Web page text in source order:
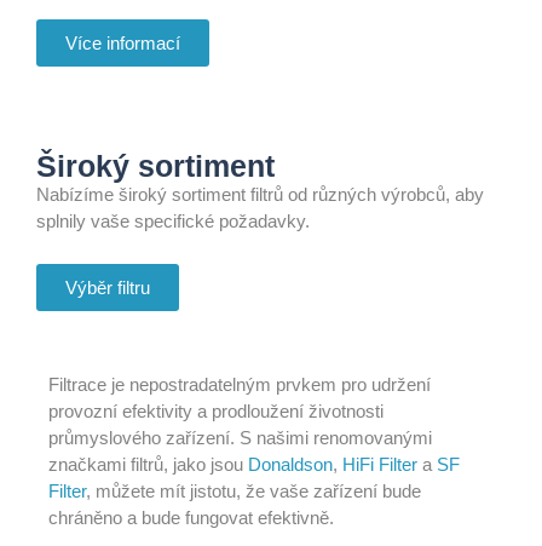
Více informací
Široký sortiment
Nabízíme široký sortiment filtrů od různých výrobců, aby
splnily vaše specifické požadavky.
Výběr filtru
Filtrace je nepostradatelným prvkem pro udržení
provozní efektivity a prodloužení životnosti
průmyslového zařízení. S našimi renomovanými
značkami filtrů, jako jsou Donaldson, HiFi Filter a SF
Filter, můžete mít jistotu, že vaše zařízení bude
chráněno a bude fungovat efektivně.